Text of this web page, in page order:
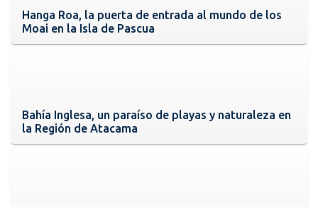
Hanga Roa, la puerta de entrada al mundo de los
Moai en la Isla de Pascua
Bahía Inglesa, un paraíso de playas y naturaleza en
la Región de Atacama